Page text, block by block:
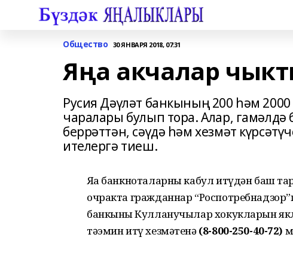
Общество 30 ЯНВАРЯ 2018, 07:31
Яңа акчалар
Русия Дәүләт банкының 200 һәм
чаралары булып тора. Алар, гамәлдә
беррәттән, сәүдә һәм хезмәт
ителергә тиеш.
Яңа банкноталарны кабул итүдән баш
очракта гражданнар
банкының Кулланучылар хокукларын
тәэмин итү хезмәтенә(8-800-250-40-72)